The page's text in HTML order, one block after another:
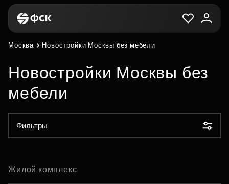
Москва Новостройки Москвы без мебели
Новостройки Москвы без
мебели
Фильтры
Жилой комплекс